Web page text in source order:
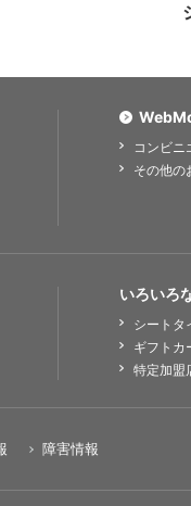
コンビニ
その他の
いろいろ
シートタ
ギフトカ
特定加盟
障害情報